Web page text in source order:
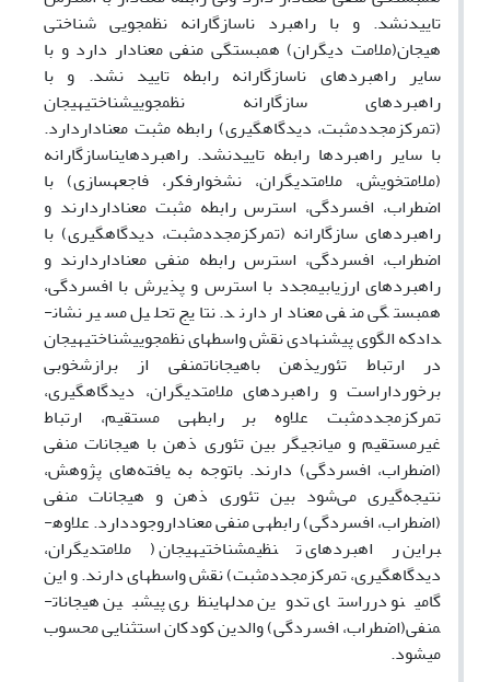
تاییدنشد. و با راهبرد ناسازگارانه نظم­جویی شناختی
هیجان(ملامت دیگران) همبستگی منفی معنادار دارد و با
سایر راهبردهای ناسازگارانه رابطه تایید نشد. و با
راهبردهای سازگارانه نظم­جویی­شناختی­هیجان
(تمرکزمجددمثبت، دیدگاه­گیری) رابطه مثبت معناداردارد.
با سایر راهبردها رابطه تاییدنشد. راهبردهای­ناسازگارانه
(ملامت­خویش، ملامت­دیگران، نشخوارفکر، فاجعه­سازی) با
اضطراب، افسردگی، استرس رابطه مثبت معناداردارند و
راهبردهای سازگارانه (تمرکزمجددمثبت، دیدگاه­گیری) با
اضطراب، افسردگی، استرس رابطه منفی معناداردارند و
راهبردهای ارزیابی­مجدد با استرس و پذیرش با افسردگی،
همبستگی منفی معنادار دارند. نتایج تحلیل مسیر نشان­
دادکه الگوی پیشنهادی نقش واسطه­ای نظم­جویی­شناختی­هیجان
در ارتباط تئوری­ذهن باهیجانات­منفی از برازش­خوبی
برخورداراست و راهبردهای ملامت­دیگران، دیدگاه­گیری،
تمرکزمجددمثبت علاوه بر رابطه­ی مستقیم، ارتباط
غیرمستقیم و میانجی­گر بین تئوری ذهن با هیجانات منفی
(اضطراب، افسردگی) دارند. باتوجه به یافته‌های پژوهش،
نتیجه‌گیری می‌شود بین تئوری ذهن و هیجانات منفی
(اضطراب، افسردگی) رابطه­ی منفی معناداروجوددارد. علاوه­
براین راهبردهای تنظیم­شناختی­هیجان (ملامت­دیگران،
دیدگاه­گیری، تمرکزمجددمثبت) نقش واسطه­ای دارند. و این
گامی­نو درراستای تدوین مدلهای­نظری پیش­بین هیجانات­
منفی(اضطراب، افسردگی) والدین کودکان استثنایی محسوب
می­شود.